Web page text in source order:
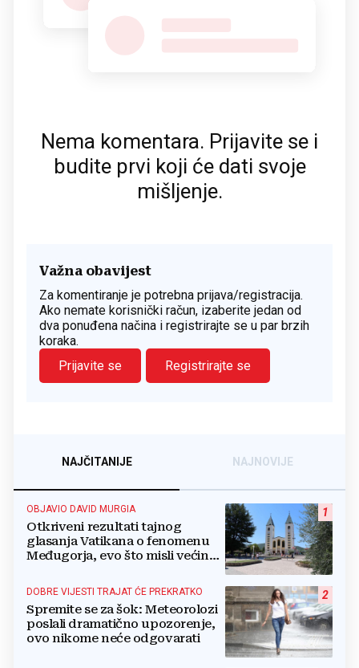
Nema komentara. Prijavite se i
budite prvi koji će dati svoje
mišljenje.
Važna obavijest
Za komentiranje je potrebna prijava/registracija.
Ako nemate korisnički račun, izaberite jedan od
dva ponuđena načina i registrirajte se u par brzih
koraka.
Prijavite se
Registrirajte se
NAJČITANIJE NAJNOVIJE
1
OBJAVIO DAVID MURGIA
Otkriveni rezultati tajnog
glasanja Vatikana o fenomenu
Međugorja, evo što misli većina
2
DOBRE VIJESTI TRAJAT ĆE PREKRATKO
Spremite se za šok: Meteorolozi
poslali dramatično upozorenje,
ovo nikome neće odgovarati